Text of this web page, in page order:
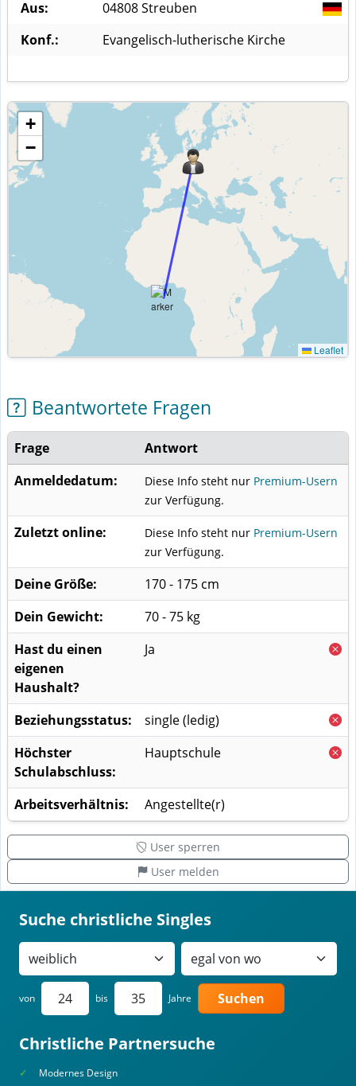
Aus: 04808Streuben
Konf.:
Evangelisch-lutherische Kirche
+
−
Leaflet
Beantwortete Fragen
Frage
Antwort
Anmeldedatum:
Diese Info steht nur Premium-Usern
zur Verfügung.
Zuletzt online: Diese Info steht nur Premium-Usern
zur Verfügung.
Deine Größe:
170 - 175 cm
Dein Gewicht:
70 - 75 kg
Hast du einen
eigenen
Haushalt?
Ja
Beziehungsstatus:
single (ledig)
Höchster
Schulabschluss:
Hauptschule
Arbeitsverhältnis: Angestellte(r)
User sperren
User melden
Suche christliche Singles
von bis Jahre Suchen
Christliche Partnersuche
Modernes Design